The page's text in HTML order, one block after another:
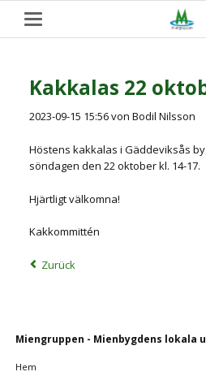
Kakkalas 22
2023-09-15 15:56von Bodil Nilsson
Höstens kakkalas i Gäddeviksås
söndagen den 22 oktober kl. 14-17.
Hjärtligt välkomna!
Kakkommittén
Zurück
Navigation
Miengruppen - Mienbygdens lokala
Hem